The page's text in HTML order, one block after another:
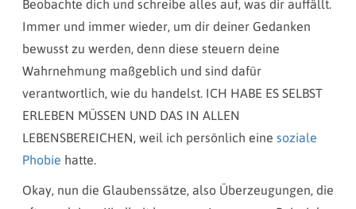
Beobachte dich und schreibe alles auf, was dir auffällt.
Immer und immer wieder, um dir deiner Gedanken
bewusst zu werden, denn diese steuern deine
Wahrnehmung maßgeblich und sind dafür
verantwortlich, wie du handelst. ICH HABE ES SELBST
ERLEBEN MÜSSEN UND DAS IN ALLEN
LEBENSBEREICHEN, weil ich persönlich eine soziale
Phobie hatte.
Okay, nun die Glaubenssätze, also Überzeugungen, die